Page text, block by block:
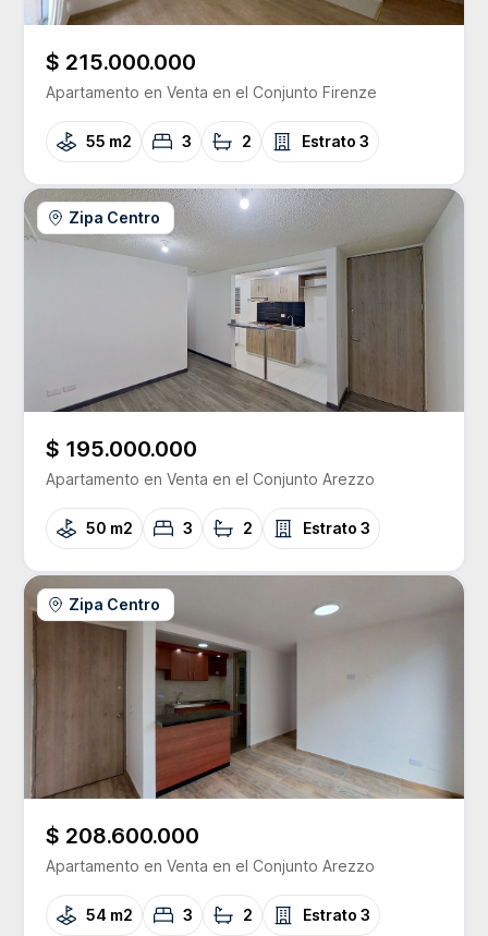
$ 215.000.000
Apartamento en Venta en el Conjunto Firenze
55 m2 3 2 Estrato 3
Zipa Centro
$ 195.000.000
Apartamento en Venta en el Conjunto Arezzo
50 m2 3 2 Estrato 3
Zipa Centro
$ 208.600.000
Apartamento en Venta en el Conjunto Arezzo
54 m2 3 2 Estrato 3